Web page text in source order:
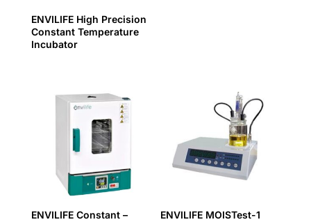
ENVILIFE High Precision
Constant Temperature
Incubator
ENVILIFE Constant –
ENVILIFE MOISTest-1